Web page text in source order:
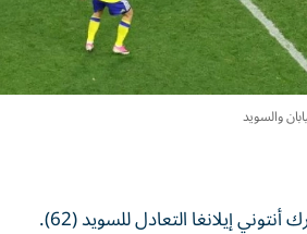
والسويد